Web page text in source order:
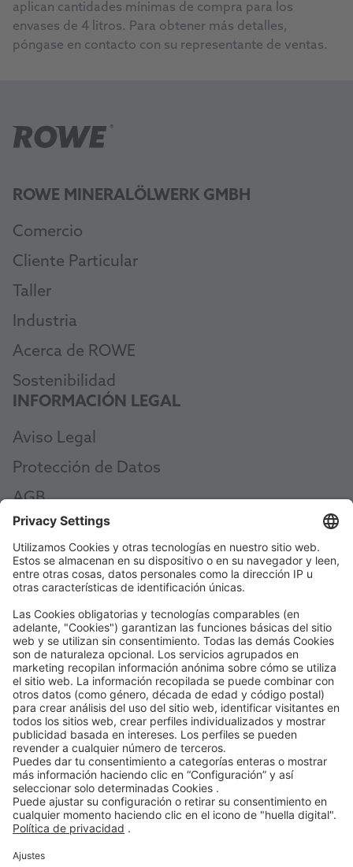
aplican cantidades mínimas de compra para los
envases de 4 litros. Para obtener más detalles,
póngase en contacto con su representante de ventas.
ROWE MINERALÖLWERK GMBH
Comercio
Cliente Particular
Taller
Industria
Acerca de ROWE
Sostenibilidad
INFORMACIÓN LEGAL
Aviso Legal
Protección de Datos
AGB
AEB
Code of Conduct
Accessibility Statement
ROWE SOCIAL
CERTIFICADO POR
LE ASISTIMOS